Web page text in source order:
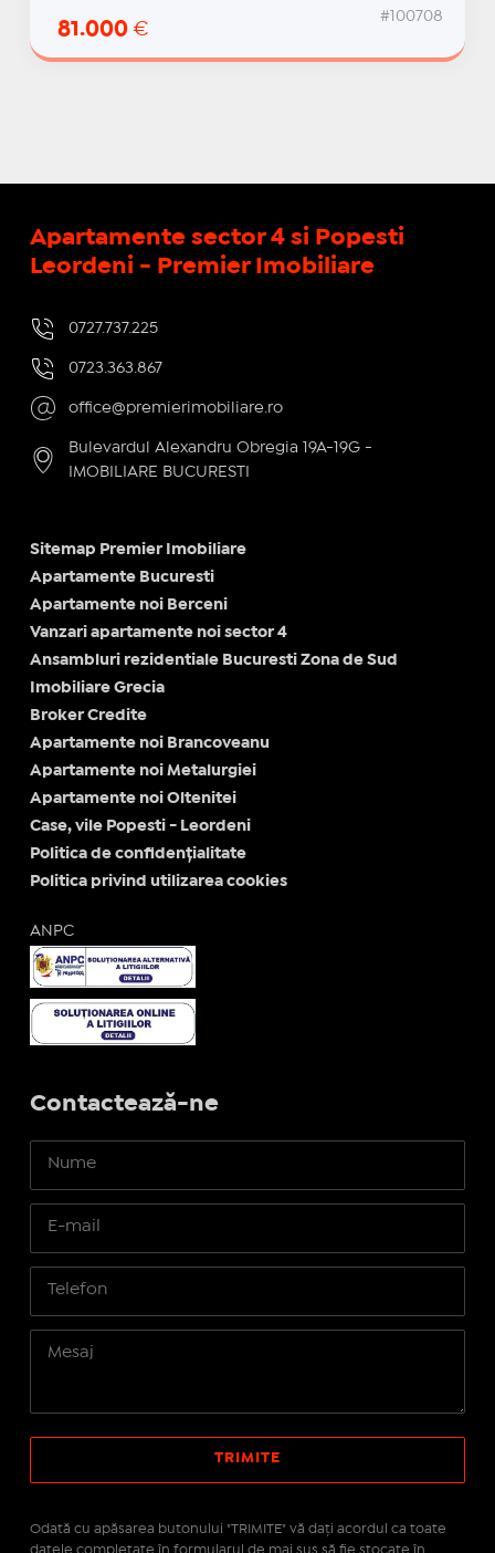
81.000 €
#100708
Apartamente sector 4 si Popesti
Leordeni - Premier Imobiliare
0727.737.225
0723.363.867
office@premierimobiliare.ro
Bulevardul Alexandru Obregia 19A-19G -
IMOBILIARE BUCURESTI
Sitemap Premier Imobiliare
Apartamente Bucuresti
Apartamente noi Berceni
Vanzari apartamente noi sector 4
Ansambluri rezidentiale Bucuresti Zona de Sud
Imobiliare Grecia
Broker Credite
Apartamente noi Brancoveanu
Apartamente noi Metalurgiei
Apartamente noi Oltenitei
Case, vile Popesti - Leordeni
Politica de confidențialitate
Politica privind utilizarea cookies
ANPC
Contactează-ne
Odată cu apăsarea butonului "TRIMITE" vă daţi acordul ca toate
datele completate în formularul de mai sus să fie stocate în